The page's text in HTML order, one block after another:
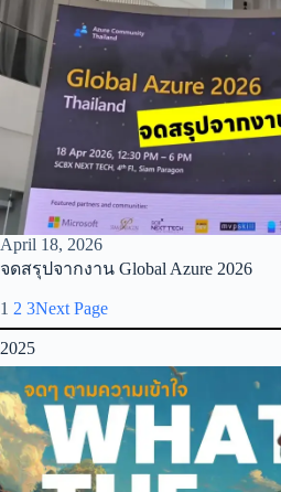
April 18, 2026
จดสรุปจากงาน Global Azure 2026
1 2 3Next Page
2025